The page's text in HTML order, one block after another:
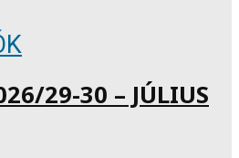
29-30 – JÚLIUS